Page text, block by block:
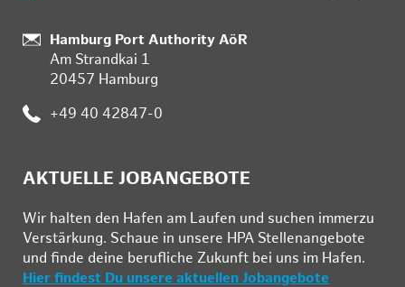
:
Hamburg Port Authority AöR
Am Strandkai 1
20457 Hamburg
: +49 40 42847-0
AKTUELLE JOBANGEBOTE
Wir hal­ten den Ha­fen am Lau­fen und su­chen im­mer­zu
Ver­stär­kung. Schau­e in un­se­re HPA Stel­len­an­ge­bo­te
und fin­de deine be­ruf­li­che Zu­kunft bei uns im Ha­fen.
Hier findest Du unsere aktuellen Jobangebote